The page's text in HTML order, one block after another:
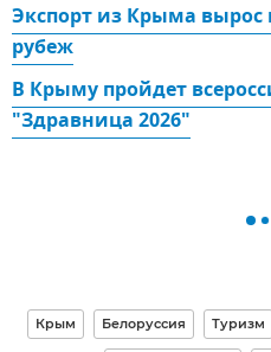
Экспорт из Крыма вырос
рубеж
В Крыму пройдет
"Здравница 2026"
Крым Белоруссия Туризм